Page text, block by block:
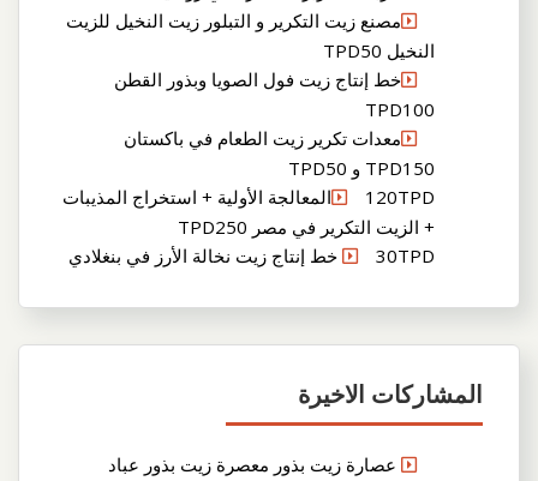
مصنع زيت التكرير و التبلور زيت النخيل للزيت
النخيل TPD50
خط إنتاج زيت فول الصويا وبذور القطن
TPD100
معدات تكرير زيت الطعام في باكستان
TPD150 و TPD50
120TPDالمعالجة الأولية + استخراج المذيبات
+ الزيت التكرير في مصر TPD250
30TPD خط إنتاج زيت نخالة الأرز في بنغلادي
المشاركات الاخيرة
عصارة زيت بذور معصرة زيت بذور عباد